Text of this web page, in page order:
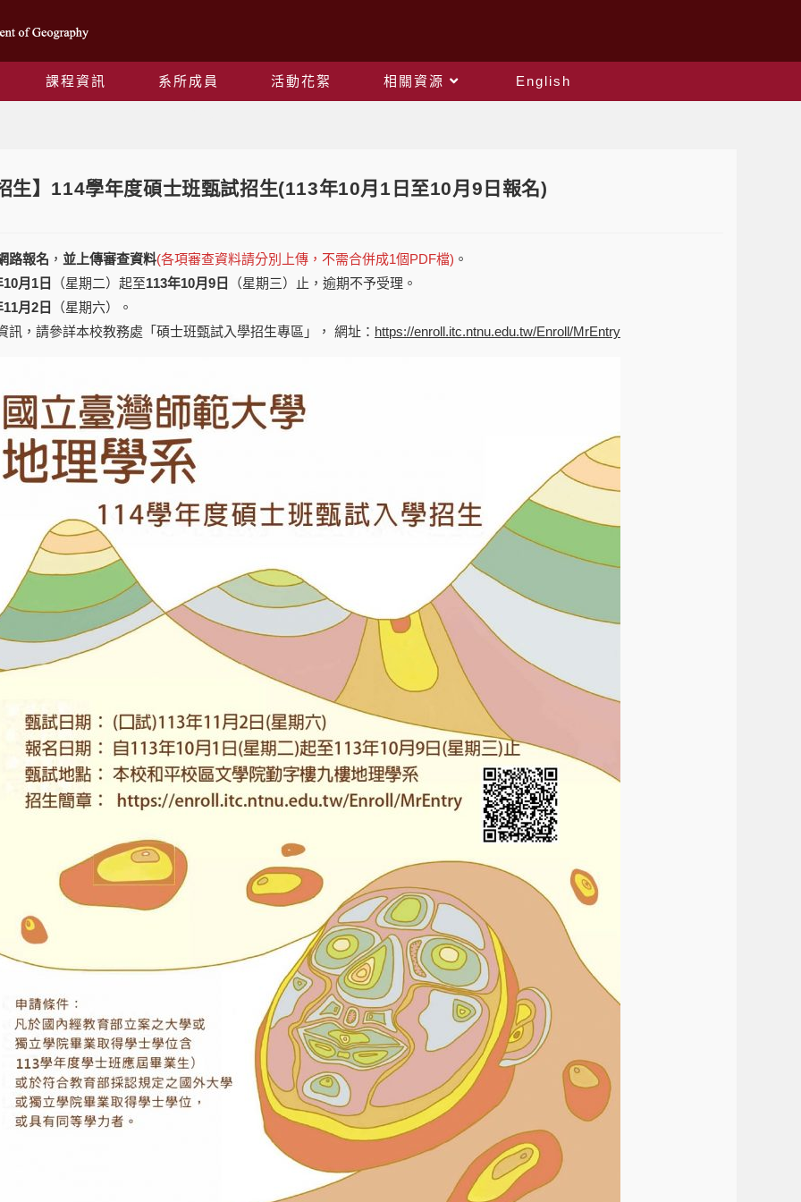
課程資訊 系所成員 活動花絮 相關資源
English
生】114學年度碩士班甄試招生(113年10月1日至10月9日報名)
路報名 ， 並上傳審查資料(各項審查資料請分別上傳，不需合併成1個PDF檔) 。
月1日
（星期二）起至113年10月9日
（星期三）止，逾期不予受理。
月2日
（星期六）。
訊，請參詳本校教務處「碩士班甄試入學招生專區」， 網址： https://enroll.itc.ntnu.edu.tw/Enroll/MrEntry